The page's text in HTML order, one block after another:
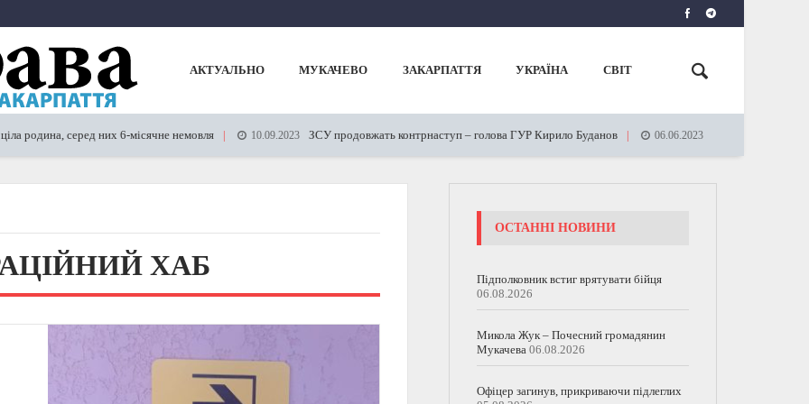
АКТУАЛЬНО МУКАЧЕВО ЗАКАРПАТТЯ УКРАЇНА СВІТ
родина, серед них 6-місячне немовля 10.09.2023 ЗСУ продовжать контрнаступ – голова ГУР Кирило Буданов 06.06.2023 Закарпаття готове
ХАБ
ОСТАННІ НОВИНИ
Підполковник встиг врятувати бійця
06.08.2026
Микола Жук – Почесний громадянин
Мукачева 06.08.2026
Офіцер загинув, прикриваючи підлеглих